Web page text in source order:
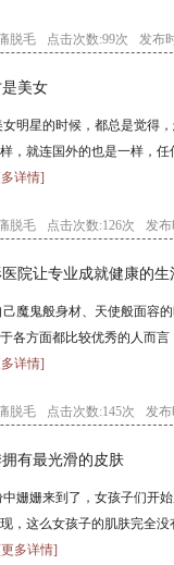
脱毛 点击次数:99次 发布
美女
明星的时候，都总是觉得
，就连国外的也是一样，
详情]
脱毛 点击次数:126次 发布
院让专业成就健康的生
魔鬼般身材、天使般面容
各方面都比较优秀的人而
详情]
脱毛 点击次数:145次 发布
有最光滑的皮肤
姗姗来到了，女孩子们开
，这么女孩子的肌肤完全
多详情]